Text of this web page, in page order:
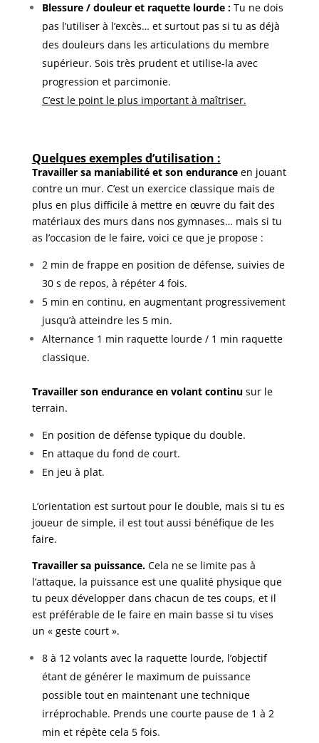
Blessure / douleur et raquette lourde : Tu ne dois
pas l’utiliser à l’excès… et surtout pas si tu as déjà
des douleurs dans les articulations du membre
supérieur. Sois très prudent et utilise-la avec
progression et parcimonie.
C’est le point le plus important à maîtriser.
Quelques exemples d’utilisation :
Travailler sa maniabilité et son endurance en jouant
contre un mur. C’est un exercice classique mais de
plus en plus difficile à mettre en œuvre du fait des
matériaux des murs dans nos gymnases… mais si tu
as l’occasion de le faire, voici ce que je propose :
2 min de frappe en position de défense, suivies de
30 s de repos, à répéter 4 fois.
5 min en continu, en augmentant progressivement
jusqu’à atteindre les 5 min.
Alternance 1 min raquette lourde / 1 min raquette
classique.
Travailler son endurance en volant continu sur le
terrain.
En position de défense typique du double.
En attaque du fond de court.
En jeu à plat.
L’orientation est surtout pour le double, mais si tu es
joueur de simple, il est tout aussi bénéfique de les
faire.
Travailler sa puissance. Cela ne se limite pas à
l’attaque, la puissance est une qualité physique que
tu peux développer dans chacun de tes coups, et il
est préférable de le faire en main basse si tu vises
un « geste court ».
8 à 12 volants avec la raquette lourde, l’objectif
étant de générer le maximum de puissance
possible tout en maintenant une technique
irréprochable. Prends une courte pause de 1 à 2
min et répète cela 5 fois.